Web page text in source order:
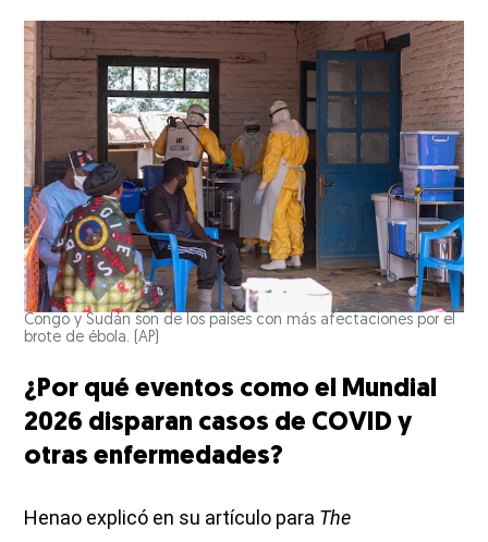
Congo y Sudán son de los países con más afectaciones por el
brote de ébola. (AP)
¿Por qué eventos como el Mundial
2026 disparan casos de COVID y
otras enfermedades?
Henao explicó en su artículo para The